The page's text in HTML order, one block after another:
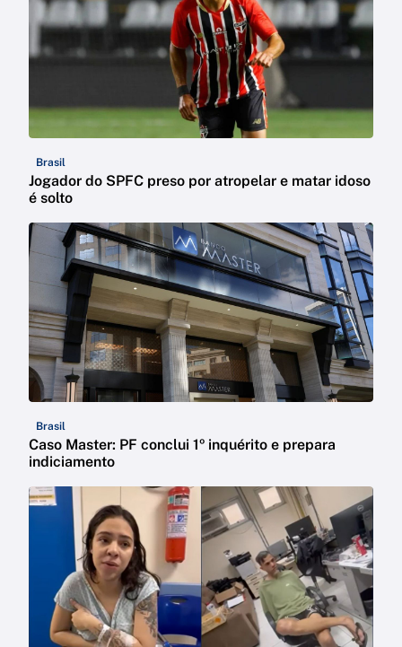
Brasil
Jogador do SPFC preso por atropelar e matar idoso
é solto
Brasil
Caso Master: PF conclui 1º inquérito e prepara
indiciamento